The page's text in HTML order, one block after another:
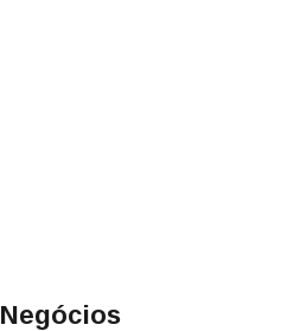
Negócios